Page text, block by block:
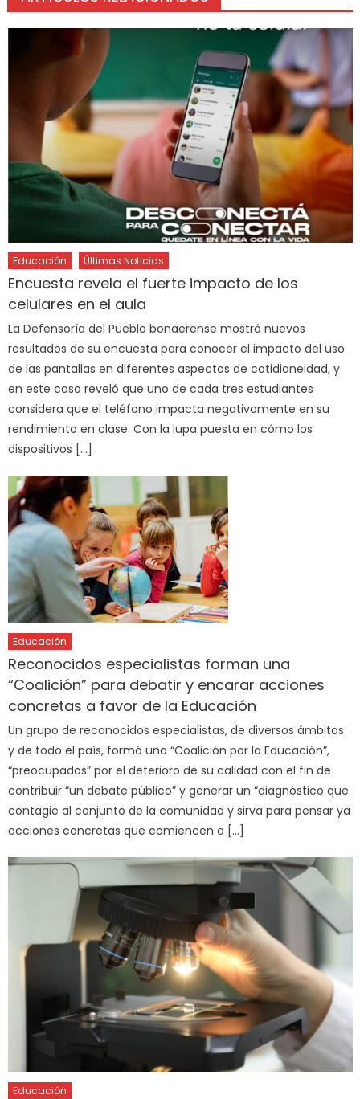
Educación Últimas Noticias
Encuesta revela el fuerte impacto de los
celulares en el aula
La Defensoría del Pueblo bonaerense mostró nuevos
resultados de su encuesta para conocer el impacto del uso
de las pantallas en diferentes aspectos de cotidianeidad, y
en este caso reveló que uno de cada tres estudiantes
considera que el teléfono impacta negativamente en su
rendimiento en clase. Con la lupa puesta en cómo los
dispositivos […]
Educación
Reconocidos especialistas forman una
“Coalición” para debatir y encarar acciones
concretas a favor de la Educación
Un grupo de reconocidos especialistas, de diversos ámbitos
y de todo el país, formó una “Coalición por la Educación”,
“preocupados” por el deterioro de su calidad con el fin de
contribuir “un debate público” y generar un “diagnóstico que
contagie al conjunto de la comunidad y sirva para pensar ya
acciones concretas que comiencen a […]
Educación